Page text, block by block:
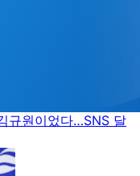
규원이었다…SNS 달